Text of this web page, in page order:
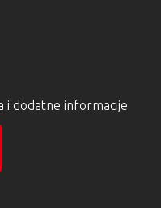
i dodatne informacije